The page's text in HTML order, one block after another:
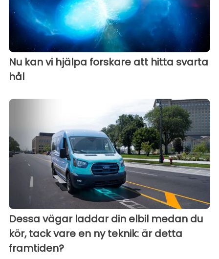
Nu kan vi hjälpa forskare att hitta svarta
hål
Dessa vägar laddar din elbil medan du
kör, tack vare en ny teknik: är detta
framtiden?